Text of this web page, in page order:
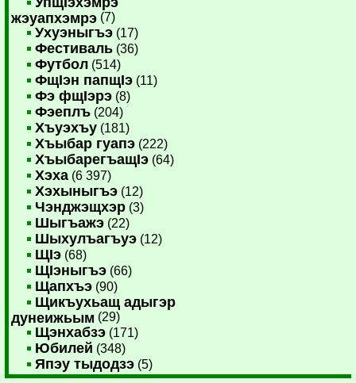
жэуапхэмрэ (7)
Ухуэныгъэ (17)
Фестиваль (36)
Футбол (514)
ФщIэн папщIэ (11)
Фэ фщIэрэ (8)
Фэеплъ (204)
Хъуэхъу (181)
Хъыбар гуапэ (222)
ХъыбарегъащIэ (64)
Хэха (6 397)
Хэхыныгъэ (12)
Чэнджэщхэр (3)
Шыгъажэ (22)
Шыхулъагъуэ (12)
ЩIэ (68)
ЩIэныгъэ (66)
Щапхъэ (90)
Щикъухьащ адыгэр
дунеижьым (29)
Щэнхабзэ (171)
Юбилей (348)
Япэу тыдодзэ (5)